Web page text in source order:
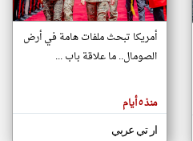
تغيير الدولة
اخبار الصومال على مدار الساعة
أهم اخبار الصومال العاجلة والمباشرة
أمريكا تبحث ملفات هامة في أرض
الصومال.. ما علاقة باب ...
منذ ٥ أيام
ار تي عربي
klyoum.com